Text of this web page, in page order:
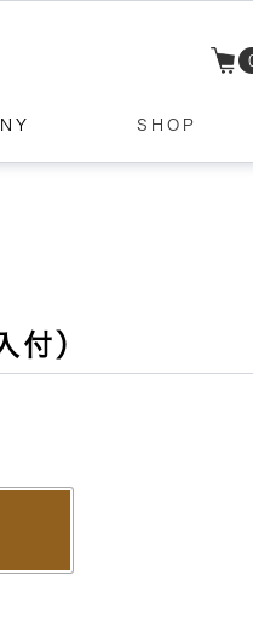
SHOP
付）